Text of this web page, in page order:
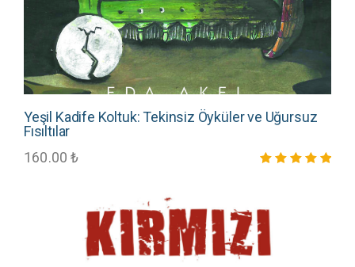
Yeşil Kadife Koltuk: Tekinsiz Öyküler ve Uğursuz
Fısıltılar
160.00₺